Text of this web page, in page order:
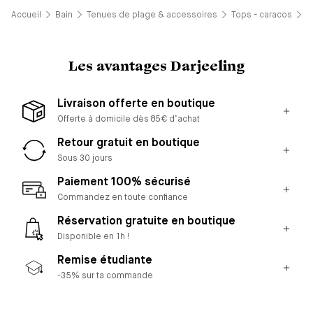
Accueil Bain Tenues de plage & accessoires Tops - caracos
Les avantages Darjeeling
Livraison offerte en boutique
Offerte à domicile dès 85€ d’achat
Retour gratuit en boutique
Sous 30 jours
Paiement 100% sécurisé
Commandez en toute confiance
Réservation gratuite en boutique
Disponible en 1h !
Remise étudiante
-35% sur ta commande